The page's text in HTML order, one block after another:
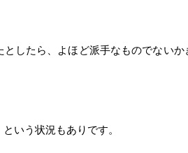
としたら、よほど派手なものでない
いう状況もありです。